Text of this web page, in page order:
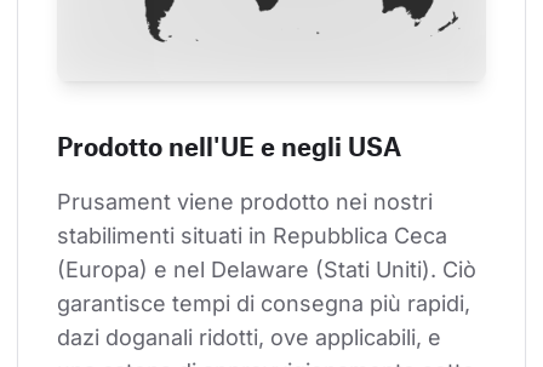
Prodotto nell'UE e negli USA
Prusament viene prodotto nei nostri
stabilimenti situati in Repubblica Ceca
(Europa) e nel Delaware (Stati Uniti). Ciò
garantisce tempi di consegna più rapidi,
dazi doganali ridotti, ove applicabili, e